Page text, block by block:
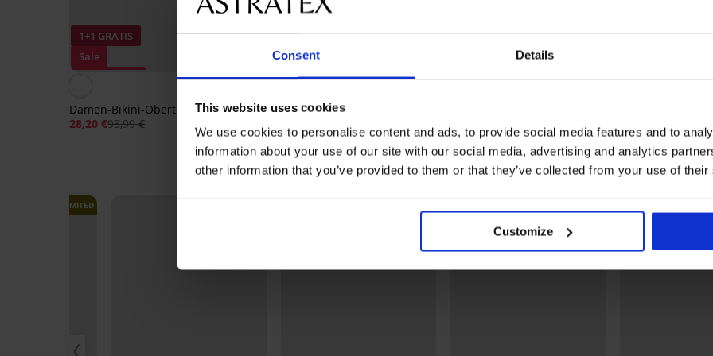
Consent Details
This website uses cookies
We use cookies to personalise content and ads, to provide social media features and to
information about your use of our site with our social media, advertising and analytics
other information that you’ve provided to them or that they’ve collected from your use of
Customize
1+1 GRATIS
Sale
Damen-Bikini-Oberteil Dotty
28,20 €93,99 €
1+1 GRATIS
Rabatt -50%
Bikini-Oberteil Raha Push-
18,00 €35,99 €
1+1 GRATIS
PREMIUM
29,10 €96,99 €
1+1 GRATIS
Rabatt -70%
28,50 €
Entdecken Sie ähnliche Stücke
LIMITED